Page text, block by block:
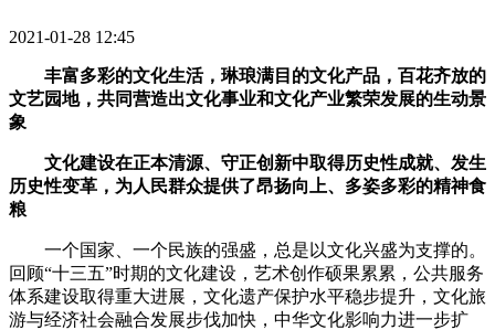
2021-01-28 12:45
丰富多彩的文化生活，琳琅满目的文化产品，百花齐放的
文艺园地，共同营造出文化事业和文化产业繁荣发展的生动景
象
文化建设在正本清源、守正创新中取得历史性成就、发生
历史性变革，为人民群众提供了昂扬向上、多姿多彩的精神食
粮
一个国家、一个民族的强盛，总是以文化兴盛为支撑的。
回顾“十三五”时期的文化建设，艺术创作硕果累累，公共服务
体系建设取得重大进展，文化遗产保护水平稳步提升，文化旅
游与经济社会融合发展步伐加快，中华文化影响力进一步扩